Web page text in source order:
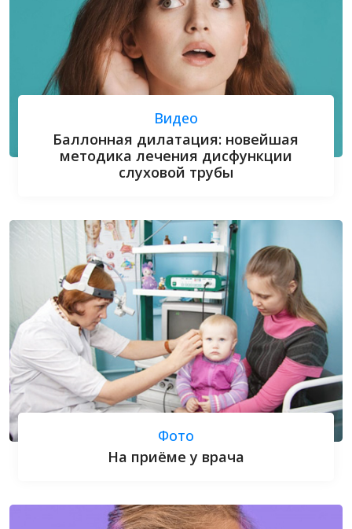
Видео
Баллонная дилатация: новейшая
методика лечения дисфункции
слуховой трубы
Фото
На приёме у врача